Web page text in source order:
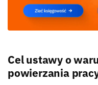
Cel ustawy o
powierzania